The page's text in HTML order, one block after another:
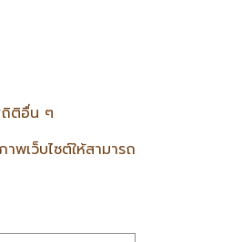
ถิติอื่น ๆ
พเว็บไซต์ให้สามารถ